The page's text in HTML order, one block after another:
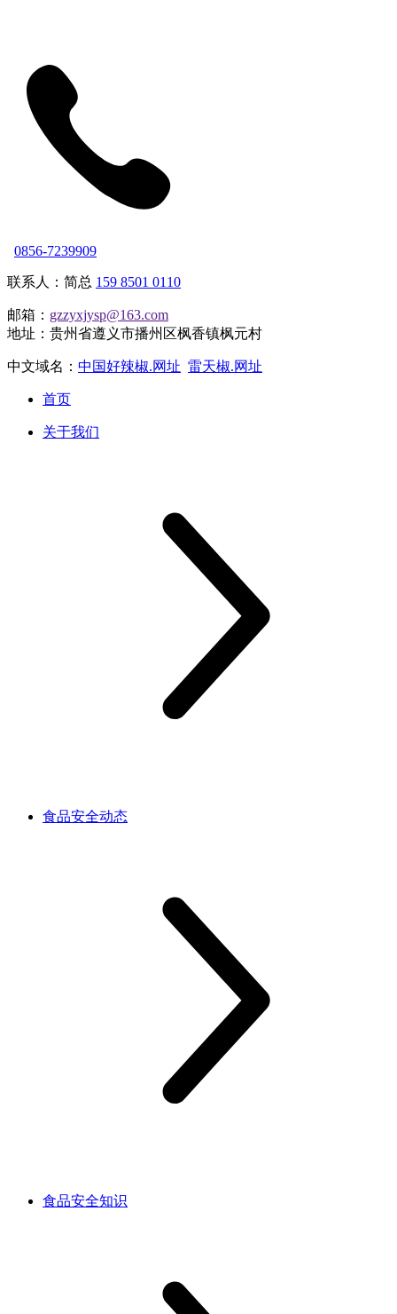
0856-7239909
联系人：简总 159 8501 0110
邮箱： gzzyxjysp@163.com
地址：贵州省遵义市播州区枫香镇枫元村
中文域名： 中国好辣椒.网址 雷天椒.网址
首页
关于我们
食品安全动态
食品安全知识